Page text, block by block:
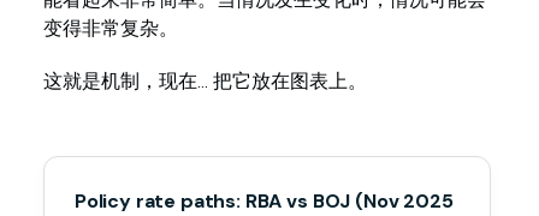
变得非常复杂。
这就是机制，现在... 把它放在图表上。
Policy rate paths: RBA vs BOJ (Nov 2025